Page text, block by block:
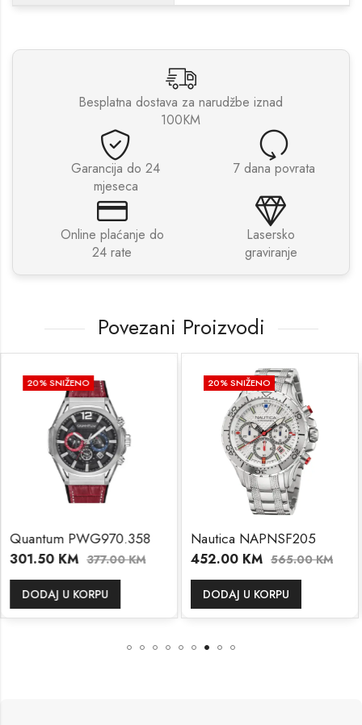
Besplatna dostava za narudžbe iznad
100KM
Garancija do 24
mjeseca
7 dana povrata
Online plaćanje do
24 rate
Lasersko
graviranje
Povezani Proizvodi
377.00KM
Nautica NAPNSF205
452.00 565.00KM
DODAJ U KORPU
Nautica
372.00